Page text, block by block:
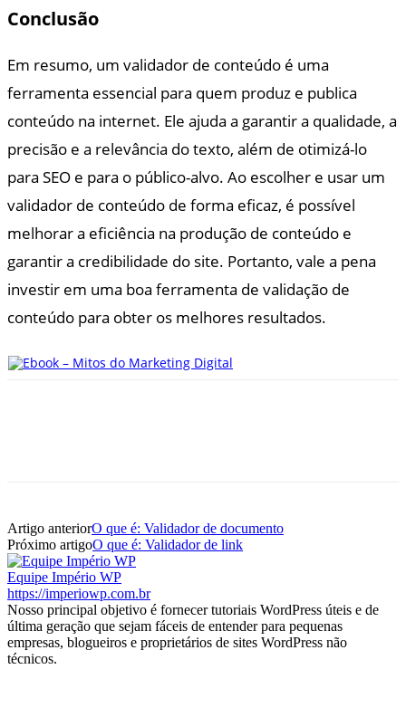
Conclusão
Em resumo, um validador de conteúdo é uma
ferramenta essencial para quem produz e publica
conteúdo na internet. Ele ajuda a garantir a qualidade, a
precisão e a relevância do texto, além de otimizá-lo
para SEO e para o público-alvo. Ao escolher e usar um
validador de conteúdo de forma eficaz, é possível
melhorar a eficiência na produção de conteúdo e
garantir a credibilidade do site. Portanto, vale a pena
investir em uma boa ferramenta de validação de
conteúdo para obter os melhores resultados.
Artigo anteriorO que é: Validador de documento
Próximo artigoO que é: Validador de link
Equipe Império WP
https://imperiowp.com.br
Nosso principal objetivo é fornecer tutoriais WordPress úteis e de
última geração que sejam fáceis de entender para pequenas
empresas, blogueiros e proprietários de sites WordPress não
técnicos.